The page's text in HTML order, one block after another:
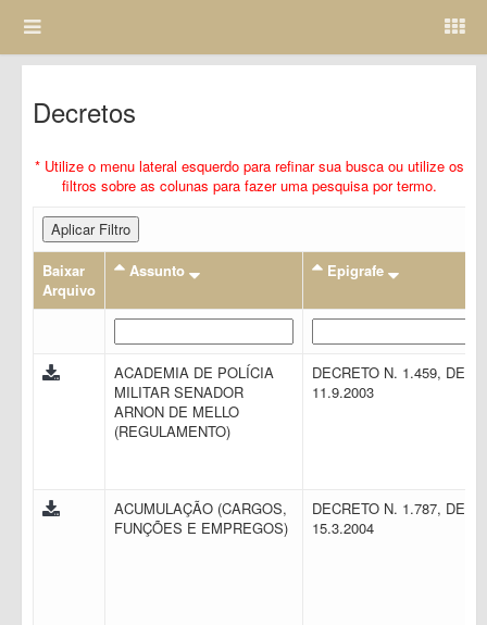
Decretos
* Utilize o menu lateral esquerdo para refinar sua busca ou utilize os
filtros sobre as colunas para fazer uma pesquisa por termo.
Aplicar Filtro
Baixar
Arquivo
Assunto Epigrafe
ACADEMIA DE POLÍCIA
MILITAR SENADOR
ARNON DE MELLO
(REGULAMENTO)
DECRETO N. 1.459, DE
11.9.2003
ACUMULAÇÃO (CARGOS,
FUNÇÕES E EMPREGOS)
DECRETO N. 1.787, DE
15.3.2004